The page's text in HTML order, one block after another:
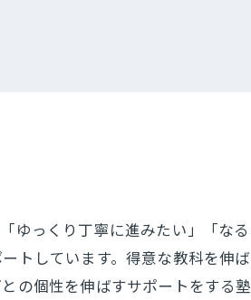
ゆっくり丁寧に進みたい」「なる
トしています。得意な教科を伸
の個性を伸ばすサポートをする